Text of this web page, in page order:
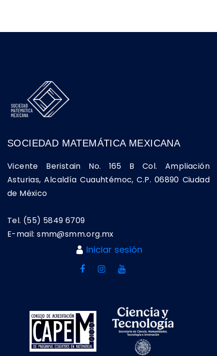
SOCIEDAD MATEMÁTICA MEXICANA
Vicente Beristain No. 165 B Col. Ampliación
Asturias, Alcaldía Cuauhtémoc, C.P. 06890 Ciudad
de México
Tel. (55) 5849 6709
E-mail: smm@smm.org.mx
Iniciar sesión